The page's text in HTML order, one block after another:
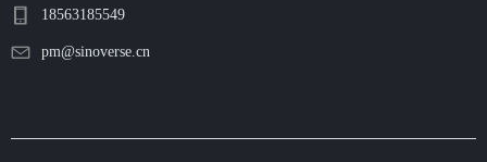
18563185549
pm@sinoverse.cn